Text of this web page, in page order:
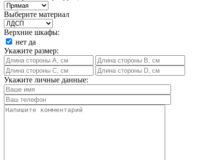
Выберите материал
Верхние шкафы:
нет да
Укажите размер:
Укажите личные данные: